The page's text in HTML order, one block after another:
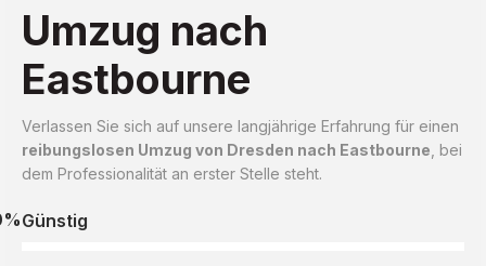
Umzug nach
Eastbourne
Verlassen Sie sich auf unsere langjährige Erfahrung für einen
reibungslosen Umzug von Dresden nach Eastbourne , bei
dem Professionalität an erster Stelle steht.
Günstig